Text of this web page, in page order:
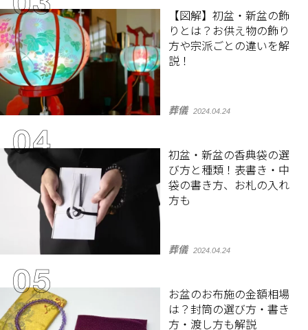
【図解】初盆・新盆の飾
りとは？お供え物の飾り
方や宗派ごとの違いを解
説！
葬儀 2024.04.24
初盆・新盆の香典袋の選
び方と種類！表書き・中
袋の書き方、お札の入れ
方も
葬儀 2024.04.24
お盆のお布施の金額相場
は？封筒の選び方・書き
方・渡し方も解説